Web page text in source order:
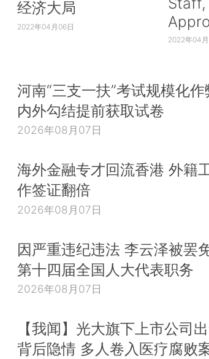
经济大局
2022年04月06日
2022年04月
河南“三支一扶”考试规模化作
内外勾结提前获取试卷
2026年08月07日
海外金融专才回流香港 外籍
作签证翻倍
2026年08月07日
因严重违纪违法 李云泽被罢
第十四届全国人大代表职务
2026年08月07日
【我闻】光大旗下上市公司
背后隐情 多人卷入医疗腐败